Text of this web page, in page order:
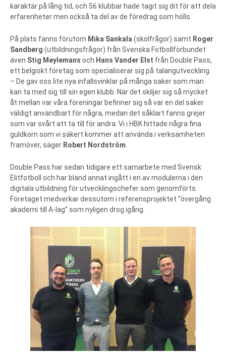
karaktär på lång tid, och 56 klubbar hade tagit sig dit för att dela
erfarenheter men också ta del av de föredrag som hölls.
På plats fanns förutom Mika Sankala (skolfrågor) samt Roger
Sandberg (utbildningsfrågor) från Svenska Fotbollförbundet
även Stig Meylemans och Hans Vander Elst från Double Pass,
ett belgiskt företag som specialiserar sig på talangutveckling.
– De gav oss lite nya infallsvinklar på många saker som man
kan ta med sig till sin egen klubb. När det skiljer sig så mycket
åt mellan var våra föreningar befinner sig så var en del saker
väldigt användbart för några, medan det såklart fanns grejer
som var svårt att ta till för andra. Vi i HBK hittade några fina
guldkorn som vi säkert kommer att använda i verksamheten
framöver, säger Robert Nordström
Double Pass har sedan tidigare ett samarbete med Svensk
Elitfotboll och har bland annat ingått i en av modulerna i den
digitala utbildning för utvecklingschefer som genomförts.
Företaget medverkar dessutom i referensprojektet “övergång
akademi till A-lag” som nyligen drog igång.